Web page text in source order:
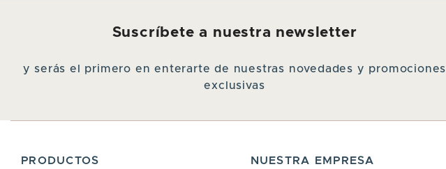
Suscríbete a nuestra newsletter
y serás el primero en enterarte de nuestras novedades y promociones
exclusivas
PRODUCTOS NUESTRA EMPRESA